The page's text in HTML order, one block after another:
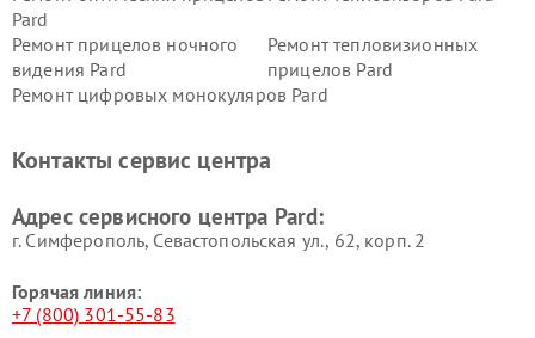
Pard
Ремонт прицелов ночного
видения Pard
Ремонт тепловизионных
прицелов Pard
Ремонт цифровых монокуляров Pard
Контакты сервис центра
Адрес сервисного центра Pard:
г. Симферополь, Севастопольская ул., 62, корп. 2
Горячая линия:
+7 (800) 301-55-83